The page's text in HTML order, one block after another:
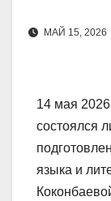
МАЙ 15, 2026
14 мая
состоялся
языка и